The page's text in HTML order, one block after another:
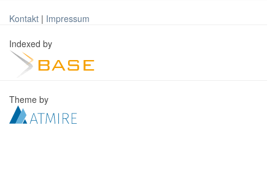
Kontakt | Impressum
Indexed by
Theme by